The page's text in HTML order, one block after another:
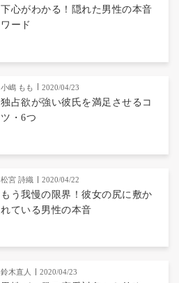
下心がわかる！隠れた男性の本音
ワード
小嶋 もも 2020/04/23
独占欲が強い彼氏を満足させるコ
ツ・6つ
松宮 詩織 2020/04/22
もう我慢の限界！彼女の尻に敷か
れている男性の本音
鈴木直人 2020/04/23